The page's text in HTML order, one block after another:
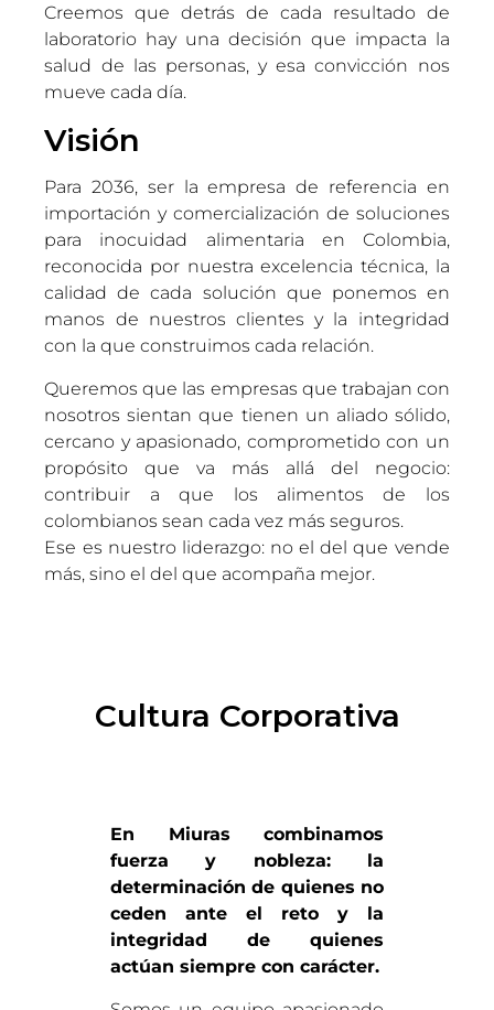
Creemos que detrás de cada resultado de
laboratorio hay una decisión que impacta la
salud de las personas, y esa convicción nos
mueve cada día.
Visión
Para 2036, ser la empresa de referencia en
importación y comercialización de soluciones
para inocuidad alimentaria en Colombia,
reconocida por nuestra excelencia técnica, la
calidad de cada solución que ponemos en
manos de nuestros clientes y la integridad
con la que construimos cada relación.
Queremos que las empresas que trabajan con
nosotros sientan que tienen un aliado sólido,
cercano y apasionado, comprometido con un
propósito que va más allá del negocio:
contribuir a que los alimentos de los
colombianos sean cada vez más seguros.
Ese es nuestro liderazgo: no el del que vende
más, sino el del que acompaña mejor.
Cultura Corporativa
En Miuras combinamos
fuerza y nobleza: la
determinación de quienes no
ceden ante el reto y la
integridad de quienes
actúan siempre con carácter.